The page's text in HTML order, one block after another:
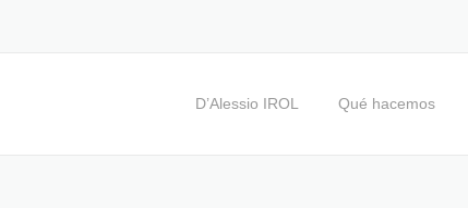
D’Alessio IROL Qué hacemos